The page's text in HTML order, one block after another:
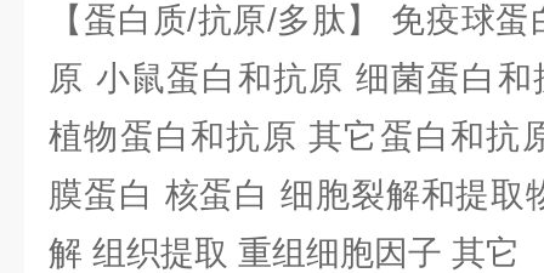
【蛋白质/抗原/多肽】 免疫球
原 小鼠蛋白和抗原 细菌蛋白
植物蛋白和抗原 其它蛋白和抗
膜蛋白 核蛋白 细胞裂解和提取
解 组织提取 重组细胞因子 其它